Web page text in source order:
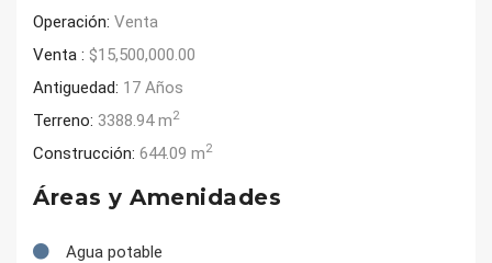
Operación: Venta
Venta : $15,500,000.00
Antiguedad: 17 Años
Terreno: 3388.94 m2
Construcción: 644.09 m2
Áreas y Amenidades
Agua potable